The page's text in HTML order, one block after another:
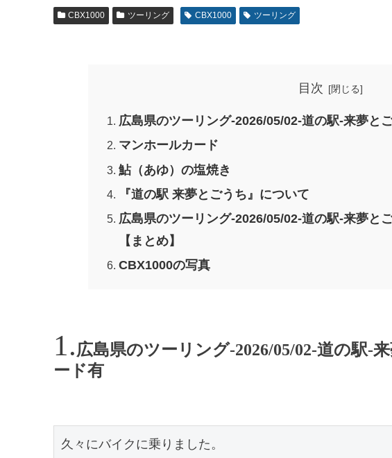
CBX1000 ツーリング CBX1000 ツーリング
目次
広島県のツーリング-2026/05/02-道の駅-来夢と
マンホールカード
鮎（あゆ）の塩焼き
『道の駅 来夢とごうち』について
広島県のツーリング-2026/05/02-道の駅-来夢と
【まとめ】
CBX1000の写真
広島県のツーリング-2026/05/02-道の駅-
ード有
久々にバイクに乗りました。